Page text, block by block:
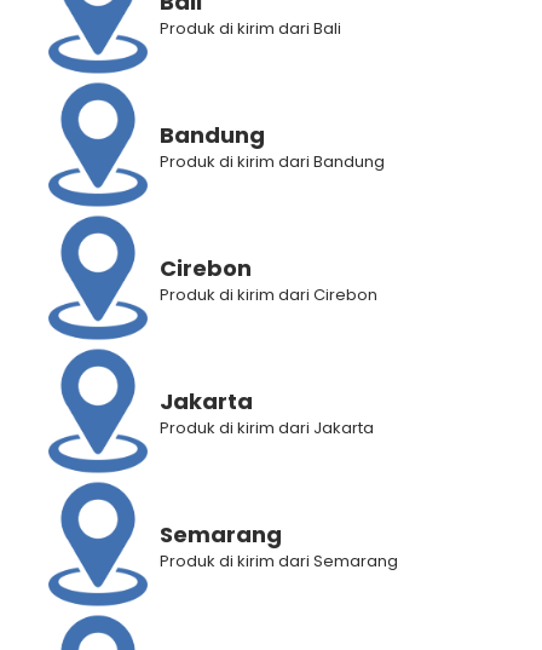
Kategori
Perawatan Rambut
Brand:
Makarizo
Deskripsi Produk
Informasi Tambahan
RELATED PRODUCTS
Produk di kirim dari Bali
Bandung
Produk di kirim dari Bandung
Cirebon
Produk di kirim dari Cirebon
Jakarta
Produk di kirim dari Jakarta
Semarang
Produk di kirim dari Semarang